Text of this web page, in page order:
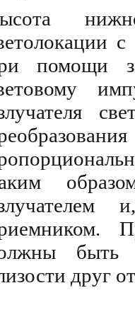
помощи
быть
друг